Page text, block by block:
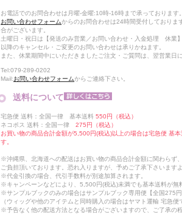
お電話でのお問合わせは月曜-金曜:10時-16時まで承っております。
お問い合わせフォームからのお問合わせは24時間受付しておりま
合がございます。
土曜日・祝日は【発送のみ営業／お問い合わせ・入金処理 休
以降のキャンセル・ご変更のお問い合わせは承りかねます。
また、休業期間中にいただきましたご注文・ご質問は、翌営業日
Tel:079-289-0202
Mail:お問い合わせフォームからご連絡下さい。
送料について
宅急便 送料：全国一律 基本送料 550円（税込）
ネコポス 送料：全国一律 275円（税込）
お買い物の商品合計金額が5,500円(税込)以上の場合は宅急便 基
す。
※沖縄県、北海道への配送はお買い物の商品合計金額に関わらず
ご負担頂いております。恐れ入りますが、予めご了承下さいます
※代金引換の場合、代引手数料が別途加算されます。
※キャンペーンなどにより、5,500円(税込)未満でも基本送料が無
※サンプルブックのみの場合はサンプルブック専用便【全国275円
（ウィッグや他のアイテムと同時購入の場合はヤマト運輸 宅急便
※予告なく他の配送方法となる場合がございますので、ご了承の